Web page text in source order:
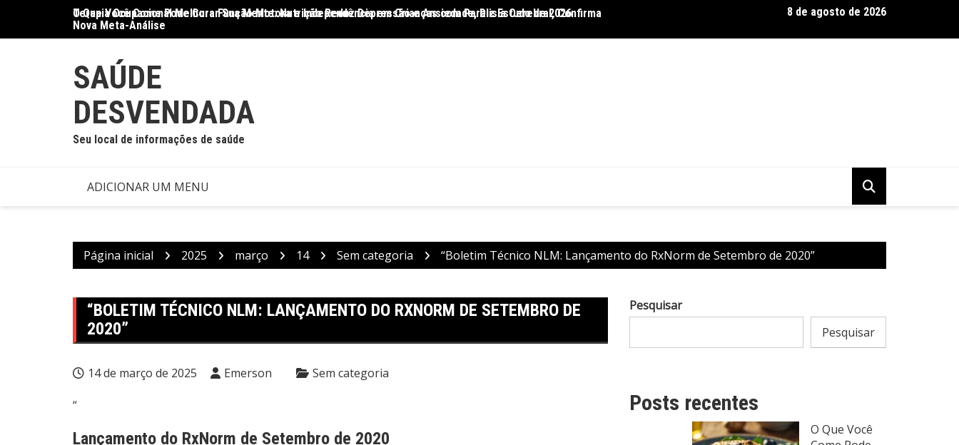
o
O Que Você Come Pode Curar Sua Mente: Nutrição Reduz Depressão e Ansiedade, Diz Estudo de 2026
Terapia Ocupacional Melhora Função Motora e Independência em Crianças com Paralisia Cerebral, Confirma
Nova Meta-Análise
Dietas Baseadas em Plantas: Qualidade Importa Mais Que Quantidade,
8 de agosto de 2026
SAÚDE
DESVENDADA
Seu local de informações de saúde
ADICIONAR UM MENU
Página inicial 2025 março 14 Sem categoria “Boletim Técnico NLM: Lançamento do RxNorm de Setembro de 2020”
“BOLETIM TÉCNICO NLM: LANÇAMENTO DO RXNORM DE SETEMBRO DE
2020”
14 de março de 2025 Emerson Sem categoria
“
Lançamento do RxNorm de Setembro de 2020
Pesquisar
Pesquisar
Posts recentes
O Que Você